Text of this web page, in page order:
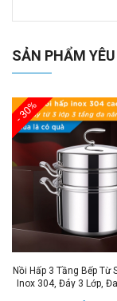
Cấp Đạt Chất
- Giá đựng đồ
an toàn với
- Đảm bảo
dụng.
- Giá đựng đồ
đựng khác nhau.
- Giá đựng đồ
loại vòi nước
- Lắp đặt
lỏng lẻo.
SẢN PHẨM
- 30%
Nồi Hấp 3 Tầng Bếp Từ
Inox 304, Đáy 3 Lớp, Đa